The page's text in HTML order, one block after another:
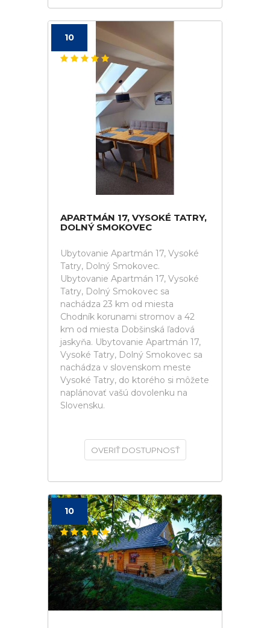
10
APARTMÁN 17, VYSOKÉ TATRY,
DOLNÝ SMOKOVEC
Ubytovanie Apartmán 17, Vysoké
Tatry, Dolný Smokovec.
Ubytovanie Apartmán 17, Vysoké
Tatry, Dolný Smokovec sa
nachádza 23 km od miesta
Chodník korunami stromov a 42
km od miesta Dobšinská ľadová
jaskyňa. Ubytovanie Apartmán 17,
Vysoké Tatry, Dolný Smokovec sa
nachádza v slovenskom meste
Vysoké Tatry, do ktorého si môžete
naplánovať vašú dovolenku na
Slovensku.
OVERIŤ DOSTUPNOSŤ
10